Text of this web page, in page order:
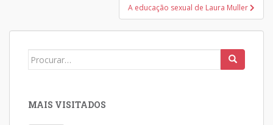
A educação sexual de Laura Muller
Search
MAIS VISITADOS